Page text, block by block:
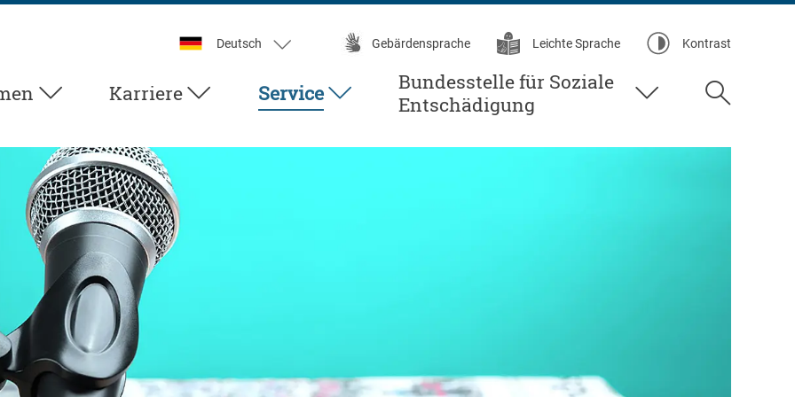
Deutsch Gebärdensprache Leichte Sprache Kontrast
Karriere Service
Bundesstelle für Soziale
Entschädigung
Suche